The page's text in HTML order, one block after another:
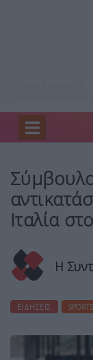
Home
Ιταλία
Η
ΕΙΔΉΣΕΙΣ SPORTS